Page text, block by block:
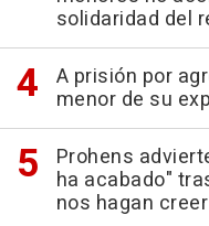
solidaridad del
A prisión por
menor de su
Prohens
ha acabado"
nos hagan